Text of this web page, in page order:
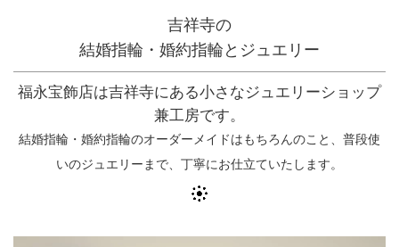
吉祥寺の
結婚指輪・婚約指輪とジュエリー
福永宝飾店は吉祥寺にある小さなジュエリーショップ
兼工房です。
結婚指輪・婚約指輪のオーダーメイドはもちろんのこと、普段使
いのジュエリーまで、丁寧にお仕立ていたします。